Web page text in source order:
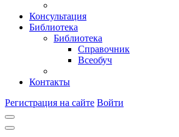
Консультация
Библиотека
Библиотека
Справочник
Всеобуч
Контакты
Регистрация на сайте Войти